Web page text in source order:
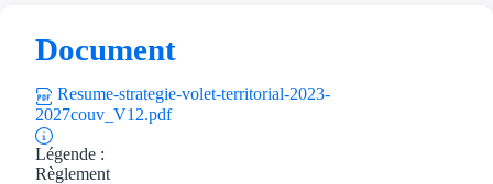
Document
Resume-strategie-volet-territorial-2023-
2027couv_V12.pdf
Légende :
Règlement